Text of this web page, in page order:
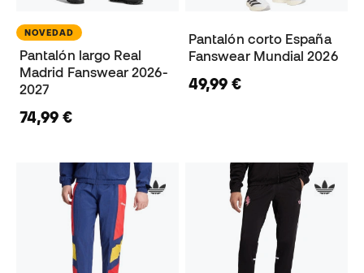
NOVEDAD
Pantalón largo Real
Madrid Fanswear 2026-
2027
74,99 €
Pantalón corto España
Fanswear Mundial 2026
49,99 €